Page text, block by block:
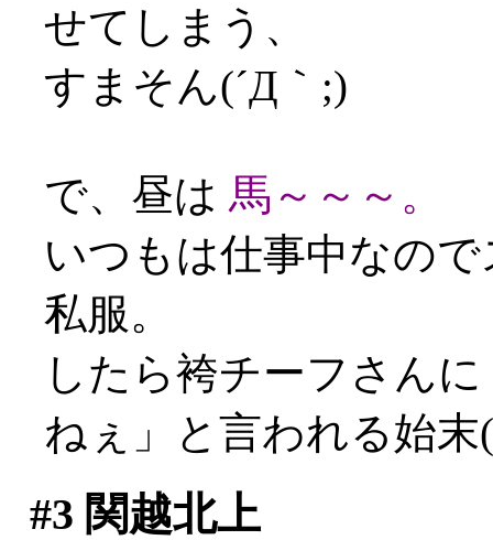
せてしまう、
すまそん(´Д｀;)
で、昼は 馬～～～。
いつもは仕事中なの
私服。
したら袴チーフさん
ねぇ」と言われる始末
#3 関越北上